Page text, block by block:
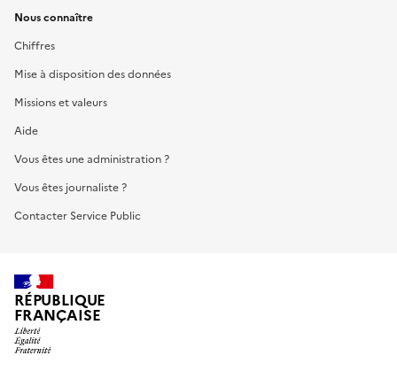
Nous connaître
Chiffres
Mise à disposition des données
Missions et valeurs
Aide
Vous êtes une administration ?
Vous êtes journaliste ?
Contacter Service Public
RÉPUBLIQUE
FRANÇAISE